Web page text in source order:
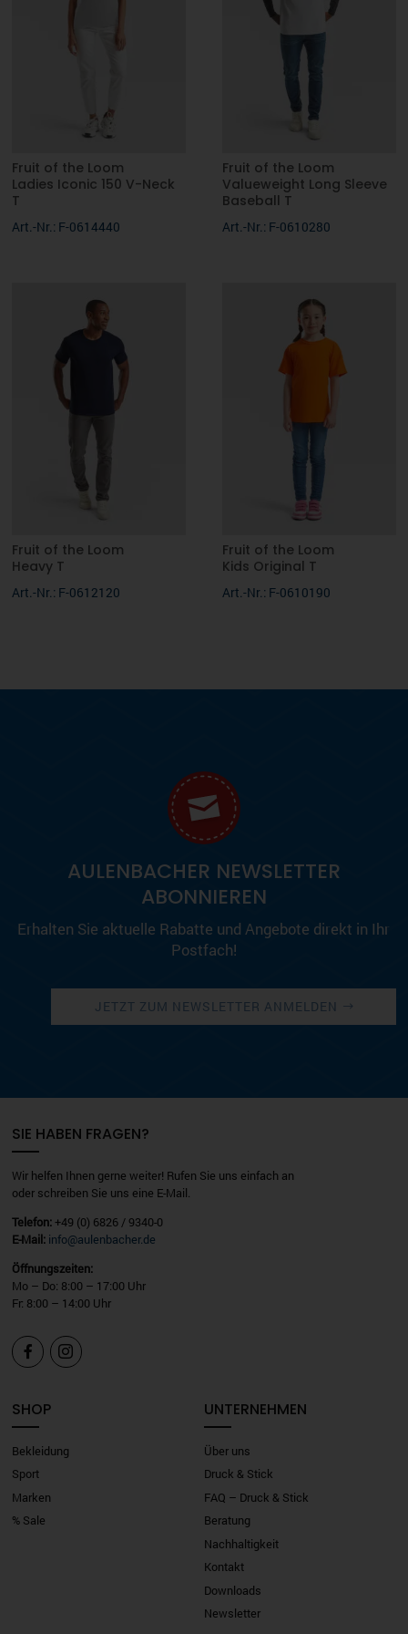
Fruit of the Loom
Ladies Iconic 150 V-Neck
T
Art.-Nr.: F-0614440
Fruit of the Loom
Valueweight Long Sleeve
Baseball T
Art.-Nr.: F-0610280
Fruit of the Loom
Heavy T
Art.-Nr.: F-0612120
Fruit of the Loom
Kids Original T
Art.-Nr.: F-0610190
AULENBACHER NEWSLETTER
ABONNIEREN
Erhalten Sie aktuelle Rabatte und Angebote direkt in Ihr
Postfach!
JETZT ZUM NEWSLETTER ANMELDEN
SIE HABEN FRAGEN?
Wir helfen Ihnen gerne weiter! Rufen Sie uns einfach an
oder schreiben Sie uns eine E-Mail.
Telefon:+49 (0) 6826 / 9340-0
E-Mail: info@aulenbacher.de
Öffnungszeiten:
Mo – Do: 8:00 – 17:00 Uhr
Fr: 8:00 – 14:00 Uhr
 
SHOP
Bekleidung
Sport
Marken
% Sale
UNTERNEHMEN
Über uns
Druck & Stick
FAQ – Druck & Stick
Beratung
Nachhaltigkeit
Kontakt
Downloads
Newsletter